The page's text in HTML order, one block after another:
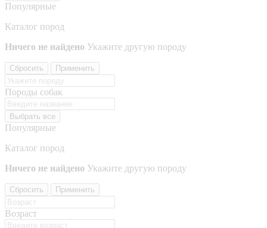
Популярные
Каталог пород
Ничего не найдено Укажите другую породу
Сбросить Применить
Породы собак
Выбрать все
Популярные
Каталог пород
Ничего не найдено Укажите другую породу
Сбросить Применить
Возраст